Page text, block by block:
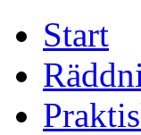
Start